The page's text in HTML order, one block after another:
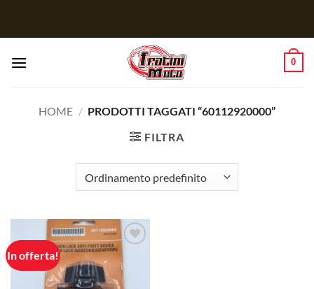
0
HOME / PRODOTTI TAGGATI “60112920000”
FILTRA
In offerta!
Aggiungi
alla lista
dei
desideri